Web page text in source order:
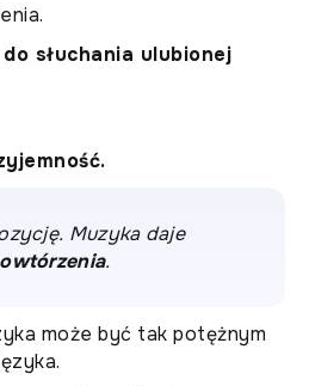
słuchania ulubionej
Muzyka daje
.
może być tak potężnym